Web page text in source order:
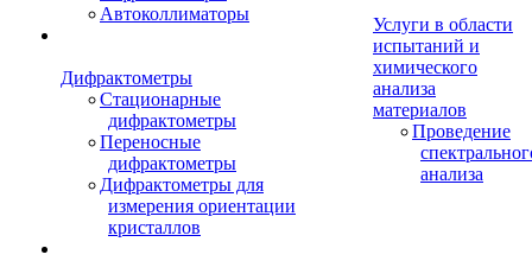
Автоколлиматоры
Дифрактометры
Стационарные
дифрактометры
Переносные
дифрактометры
Дифрактометры для
измерения ориентации
кристаллов
Услуги в области
испытаний и
химического
анализа
материалов
Проведение
анализа